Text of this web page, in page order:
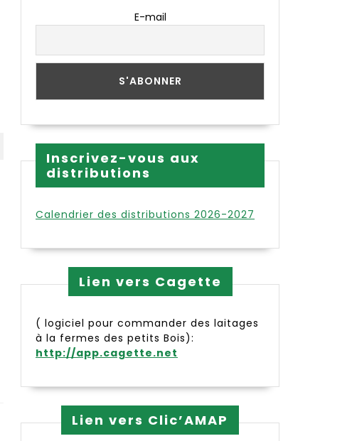
E-mail
Inscrivez-vous aux
distributions
Calendrier des distributions 2026-2027
Lien vers Cagette
( logiciel pour commander des laitages
à la fermes des petits Bois):
http://app.cagette.net
Lien vers Clic’AMAP